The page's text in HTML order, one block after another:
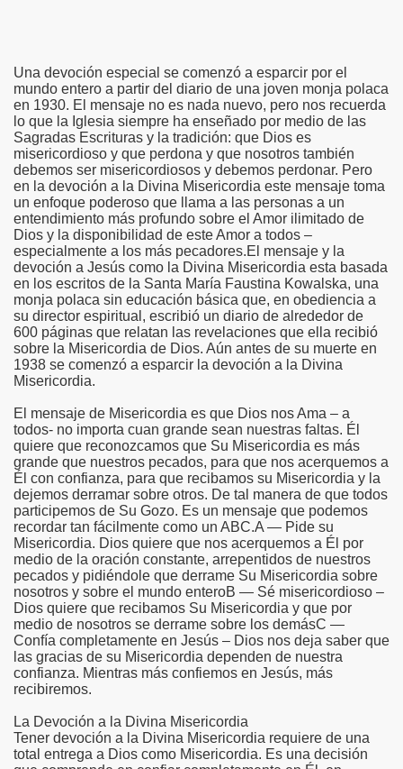
Una devoción especial se comenzó a esparcir por el
mundo entero a partir del diario de una joven monja polaca
en 1930. El mensaje no es nada nuevo, pero nos recuerda
lo que la Iglesia siempre ha enseñado por medio de las
Sagradas Escrituras y la tradición: que Dios es
misericordioso y que perdona y que nosotros también
debemos ser misericordiosos y debemos perdonar. Pero
en la devoción a la Divina Misericordia este mensaje toma
un enfoque poderoso que llama a las personas a un
entendimiento más profundo sobre el Amor ilimitado de
Dios y la disponibilidad de este Amor a todos –
especialmente a los más pecadores.El mensaje y la
devoción a Jesús como la Divina Misericordia esta basada
en los escritos de la Santa María Faustina Kowalska, una
monja polaca sin educación básica que, en obediencia a
su director espiritual, escribió un diario de alrededor de
600 páginas que relatan las revelaciones que ella recibió
sobre la Misericordia de Dios. Aún antes de su muerte en
1938 se comenzó a esparcir la devoción a la Divina
Misericordia.
El mensaje de Misericordia es que Dios nos Ama – a
todos- no importa cuan grande sean nuestras faltas. Él
quiere que reconozcamos que Su Misericordia es más
grande que nuestros pecados, para que nos acerquemos a
Él con confianza, para que recibamos su Misericordia y la
dejemos derramar sobre otros. De tal manera de que todos
participemos de Su Gozo. Es un mensaje que podemos
recordar tan fácilmente como un ABC.A — Pide su
Misericordia. Dios quiere que nos acerquemos a Él por
medio de la oración constante, arrepentidos de nuestros
pecados y pidiéndole que derrame Su Misericordia sobre
nosotros y sobre el mundo enteroB — Sé misericordioso –
Dios quiere que recibamos Su Misericordia y que por
medio de nosotros se derrame sobre los demásC —
Confía completamente en Jesús – Dios nos deja saber que
las gracias de su Misericordia dependen de nuestra
confianza. Mientras más confiemos en Jesús, más
recibiremos.
La Devoción a la Divina Misericordia
Tener devoción a la Divina Misericordia requiere de una
total entrega a Dios como Misericordia. Es una decisión
chino